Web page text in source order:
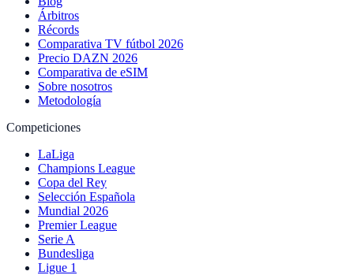
Árbitros
Récords
Comparativa TV fútbol 2026
Precio DAZN 2026
Comparativa de eSIM
Sobre nosotros
Metodología
Competiciones
LaLiga
Champions League
Copa del Rey
Selección Española
Mundial 2026
Premier League
Serie A
Bundesliga
Ligue 1